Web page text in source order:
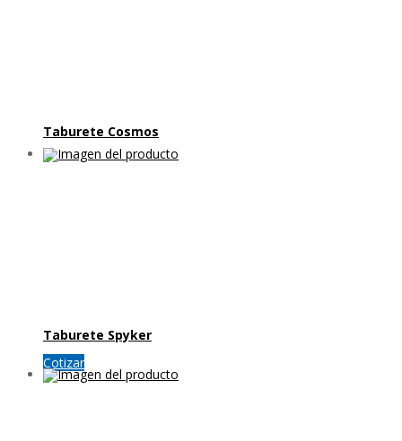
Taburete Cosmos
Taburete Spyker
Cotizar